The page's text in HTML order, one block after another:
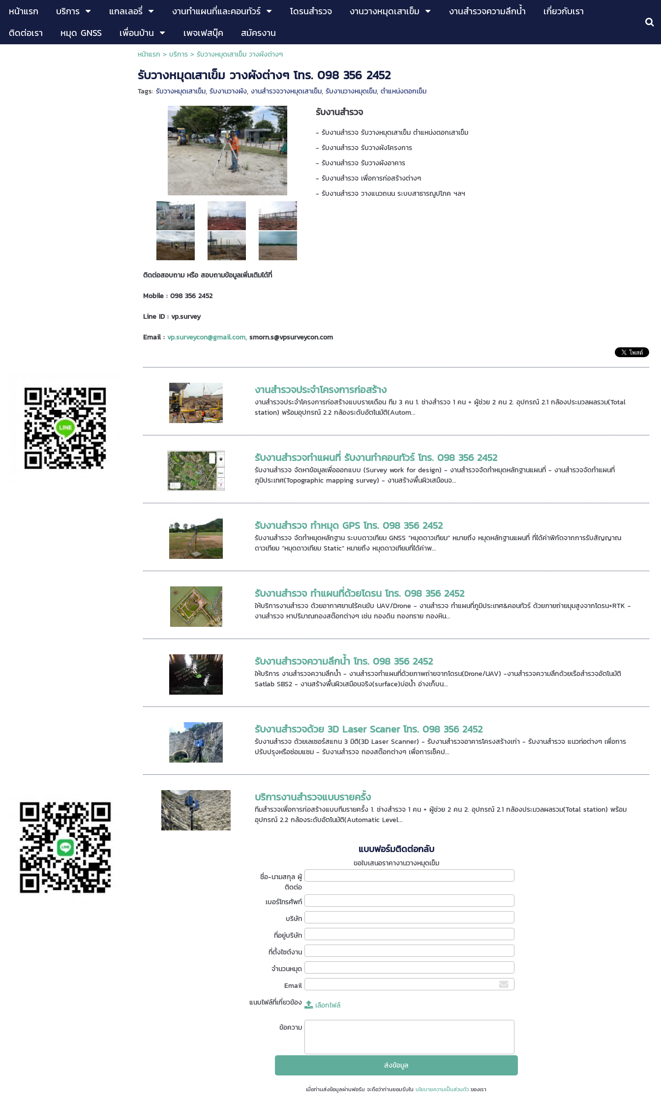
หน้าแรก บริการ แกลเลอรี่ งานทำแผนที่และคอนทัวร์ โดรนสำรวจ งานวางหมุดเสาเข็ม งานสำรวจความลึกน้ำ
เกี่ยวกับเรา
ติดต่อเรา
หมุด GNSS เพื่อนบ้าน เพจเฟสบุ๊ค สมัครงาน
หน้าแรก > บริการ> รับวางหมุดเสาเข็ม วางผังต่างๆ
รับวางหมุดเสาเข็ม วางผังต่างๆ โทร. 098 356 2452
Tags:รับวางหมุดเสาเข็ม,รับงานวางผัง,งานสำรวจวางหมุดเสาเข็ม,รับงานวางหมุดเข็ม,ตำแหน่งตอกเข็ม
รับงานสำรวจ
- รับงานสำรวจ รับวางหมุดเสาเข็ม ตำแหน่งตอกเสาเข็ม
- รับงานสำรวจ รับวางผังโครงการ
- รับงานสำรวจ รับวางผังอาคาร
- รับงานสำรวจ เพื่อการก่อสร้างต่างๆ
- รับงานสำรวจ วางแนวถนน ระบบสาธารณูปโภค ฯลฯ
ติดต่อสอบถาม หรือ สอบถามข้อมูลเพิ่มเติมได้ที่
Mobile : 098 356 2452
Line ID : vp.survey
Email : vp.surveycon@gmail.com, smorn.s@vpsurveycon.com
งานสำรวจประจำโครงการก่อสร้าง
งานสำรวจประจำโครงการก่อสร้างแบบรายเดือน ทีม 3 คน 1. ช่างสำรวจ 1 คน + ผู้ช่วย 2 คน 2. อุปกรณ์ 2.1 กล้องประมวลผลรวม(Total
station) พร้อมอุปกรณ์ 2.2 กล้องระดับอัตโนมัติ(Autom...
รับงานสำรวจทำแผนที่ รับงานทำคอนทัวร์ โทร. 098 356 2452
รับงานสำรวจ จัดหาข้อมูลเพื่อออกแบบ (Survey work for design) - งานสำรวจจัดทำหมุดหลักฐานแผนที่ - งานสำรวจจัดทำแผนที่
ภูมิประเทศ(Topographic mapping survey) - งานสร้างพื้นผิวเสมือนจ...
รับงานสำรวจ ทำหมุด GPS โทร. 098 356 2452
รับงานสำรวจ จัดทำหมุดหลักฐาน ระบบดาวเทียม GNSS “หมุดดาวเทียม” หมายถึง หมุดหลักฐานแผนที่ ที่ได้ค่าพิกัดจากการรับสัญญาณ
ดาวเทียม “หมุดดาวเทียม Static” หมายถึง หมุดดาวเทียมที่ได้ค่าพ...
รับงานสำรวจ ทำแผนที่ด้วยโดรน โทร. 098 356 2452
ให้บริการงานสำรวจ ด้วยอากาศยานไร้คนขับ UAV/Drone - งานสำรวจ ทำแผนที่ภูมิประเทศ&คอนทัวร์ ด้วยภายถ่ายมุมสูงจากโดรน+RTK -
งานสำรวจ หาปริมาณกองสต๊อกต่างๆ เช่น กองดิน กองทราย กองหิน...
รับงานสำรวจความลึกน้ำ โทร. 098 356 2452
ให้บริการ งานสำรวจความลึกน้ำ - งานสำรวจทำแผนที่ด้วยภาพถ่ายจากโดรน(Drone/UAV) -งานสำรวจความลึกด้วยเรือสำรวจอัตโนมัติ
Satlab SBS2 - งานสร้างพื้นผิวเสมือนจริง(surface)บ่อน้ำ อ่างเก็บน...
รับงานสำรวจด้วย 3D Laser Scaner โทร. 098 356 2452
รับงานสำรวจ ด้วยเลเซอร์สแกน 3 มิติ(3D Laser Scanner) - รับงานสำรวจอาคารโครงสร้างเก่า - รับงานสำรวจ แนวท่อต่างๆ เพื่อการ
ปรับปรุงหรือซ่อมแซม - รับงานสำรวจ กองสต๊อกต่างๆ เพื่อการเช็คป...
บริการงานสำรวจแบบรายครั้ง
ทีมสำรวจเพื่อการก่อสร้างแบบทีมรายครั้ง 1. ช่างสำรวจ 1 คน + ผู้ช่วย 2 คน 2. อุปกรณ์ 2.1 กล้องประมวลผลรวม(Total station) พร้อม
อุปกรณ์ 2.2 กล้องระดับอัตโนมัติ(Automatic Level...
แบบฟอร์มติดต่อกลับ
ขอใบเสนอราคางานวางหมุดเข็ม
ชื่อ-นามสกุล ผู้
ติดต่อ
เบอร์โทรศัพท์
บริษัท
ที่อยู่บริษัท
ที่ตั้งไซต์งาน
จำนวนหมุด
Email
แนบไฟล์ที่เกี่ยวข้อง
เลือกไฟล์
ข้อความ
เมื่อท่านส่งข้อมูลผ่านฟอร์ม จะถือว่าท่านยอมรับในนโยบายความเป็นส่วนตัว ของเรา